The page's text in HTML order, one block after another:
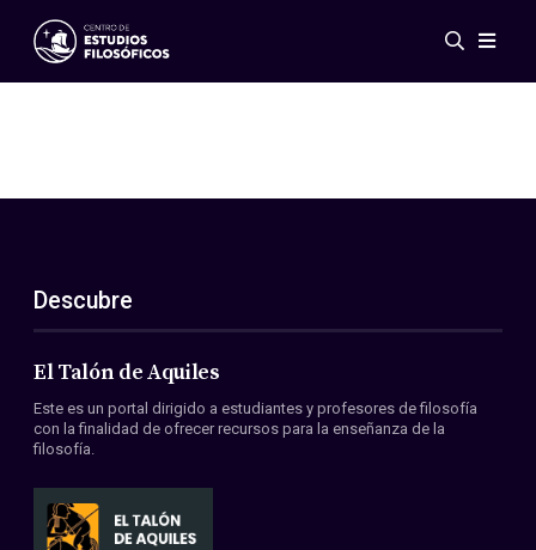
Eventos
ES
EN
Acerca de nosotros
Miembros
Convenios
Descubre
El Talón de Aquiles
Este es un portal dirigido a estudiantes y profesores de filosofía
con la finalidad de ofrecer recursos para la enseñanza de la
filosofía.